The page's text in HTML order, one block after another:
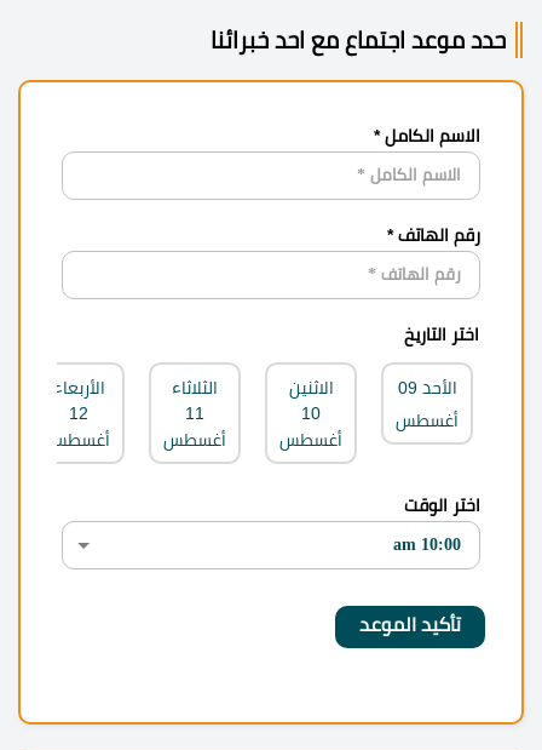
حدد موعد اجتماع مع احد خبرائنا
الاسم الكامل *
رقم الهاتف *
اختر التاريخ
الأحد 09
أغسطس
الاثنين
10
أغسطس
الثلاثاء
11
أغسطس
الأربعاء
12
أغسطس
اختر الوقت